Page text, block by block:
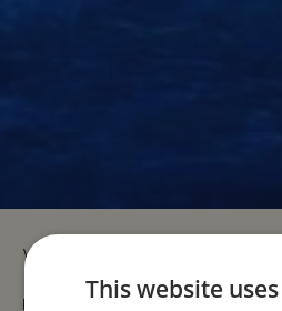
WOT Algarve
This website